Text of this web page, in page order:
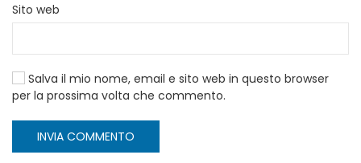
Sito web
Salva il mio nome, email e sito web in questo browser
per la prossima volta che commento.
INVIA COMMENTO